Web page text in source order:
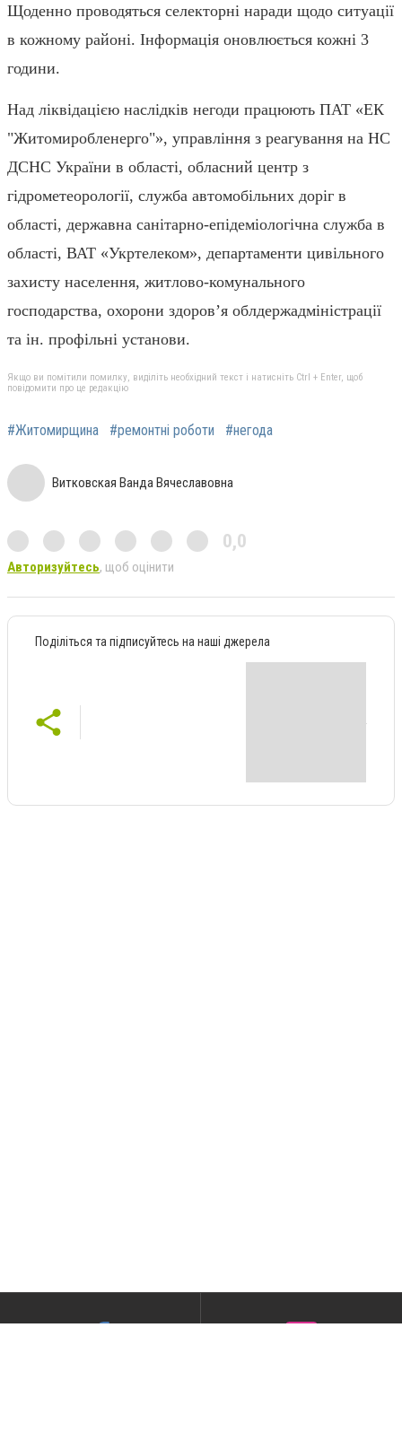
Щоденно проводяться селекторні наради щодо ситуації
в кожному районі. Інформація оновлюється кожні 3
години.
Над ліквідацією наслідків негоди працюють ПАТ «ЕК
"Житомиробленерго"», управління з реагування на НС
ДСНС України в області, обласний центр з
гідрометеорології, служба автомобільних доріг в
області, державна санітарно-епідеміологічна служба в
області, ВАТ «Укртелеком», департаменти цивільного
захисту населення, житлово-комунального
господарства, охорони здоров’я облдержадміністрації
та ін. профільні установи.
Якщо ви помітили помилку, виділіть необхідний текст і натисніть Ctrl + Enter, щоб
повідомити про це редакцію
#Житомирщина #ремонтні роботи #негода
Витковская Ванда Вячеславовна
0,0
Авторизуйтесь, щоб оцінити
Поділіться та підписуйтесь на наші джерела